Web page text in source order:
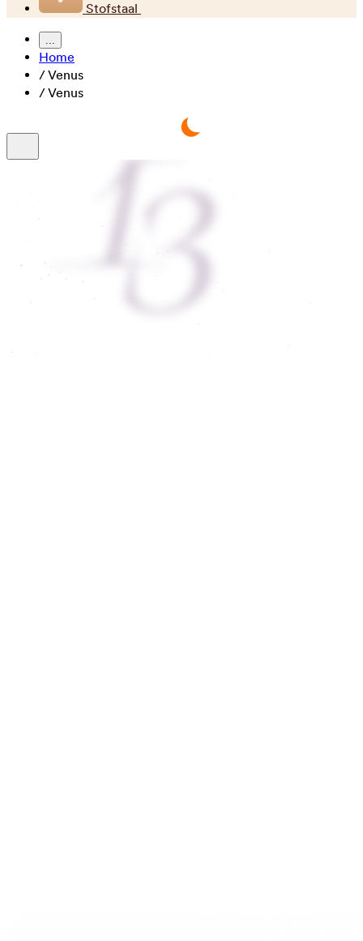
Stofstaal
...
Home
/Venus
/Venus